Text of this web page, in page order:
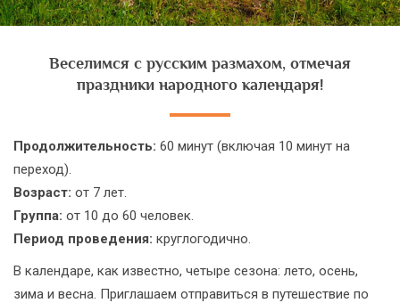
Веселимся с русским размахом, отмечая
праздники народного календаря!
Продолжительность: 60 минут (включая 10 минут на
переход).
Возраст: от 7 лет.
Группа: от 10 до 60 человек.
Период проведения: круглогодично.
В календаре, как известно, четыре сезона: лето, осень,
зима и весна. Приглашаем отправиться в путешествие по